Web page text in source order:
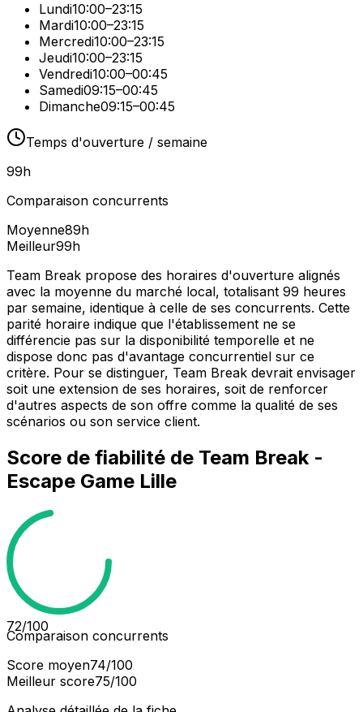
Lundi10:00–23:15
Mardi10:00–23:15
Mercredi10:00–23:15
Jeudi10:00–23:15
Vendredi10:00–00:45
Samedi09:15–00:45
Dimanche09:15–00:45
Temps d'ouverture / semaine
99h
Comparaison concurrents
Moyenne89h
Meilleur99h
Team Break propose des horaires d'ouverture alignés
avec la moyenne du marché local, totalisant 99 heures
par semaine, identique à celle de ses concurrents. Cette
parité horaire indique que l'établissement ne se
différencie pas sur la disponibilité temporelle et ne
dispose donc pas d'avantage concurrentiel sur ce
critère. Pour se distinguer, Team Break devrait envisager
soit une extension de ses horaires, soit de renforcer
d'autres aspects de son offre comme la qualité de ses
scénarios ou son service client.
Score de fiabilité de Team Break -
Escape Game Lille
72/100
Comparaison concurrents
Score moyen74/100
Meilleur score75/100